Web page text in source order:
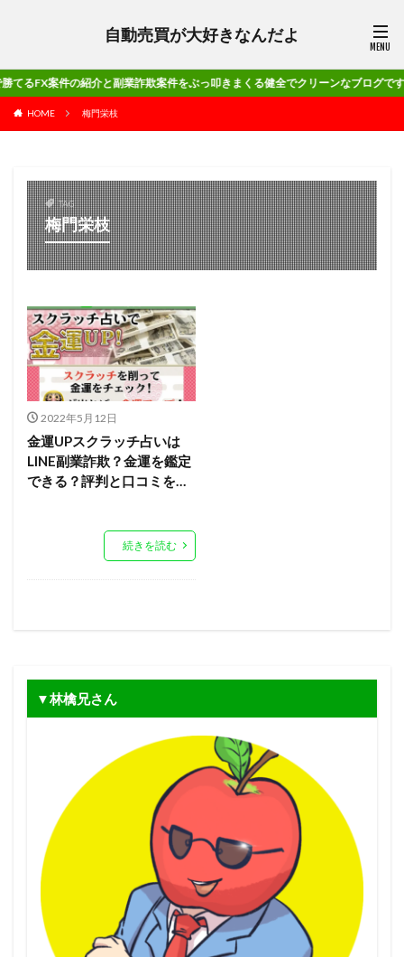
自動売買が大好きなんだよ
紹介と副業詐欺案件をぶっ叩きまくる健全でクリーンなブログです!!
HOME 梅門栄枝
TAG
梅門栄枝
2022年5月12日
金運UPスクラッチ占いは
LINE副業詐欺？金運を鑑定
できる？評判と口コミを…
続きを読む
▼林檎兄さん